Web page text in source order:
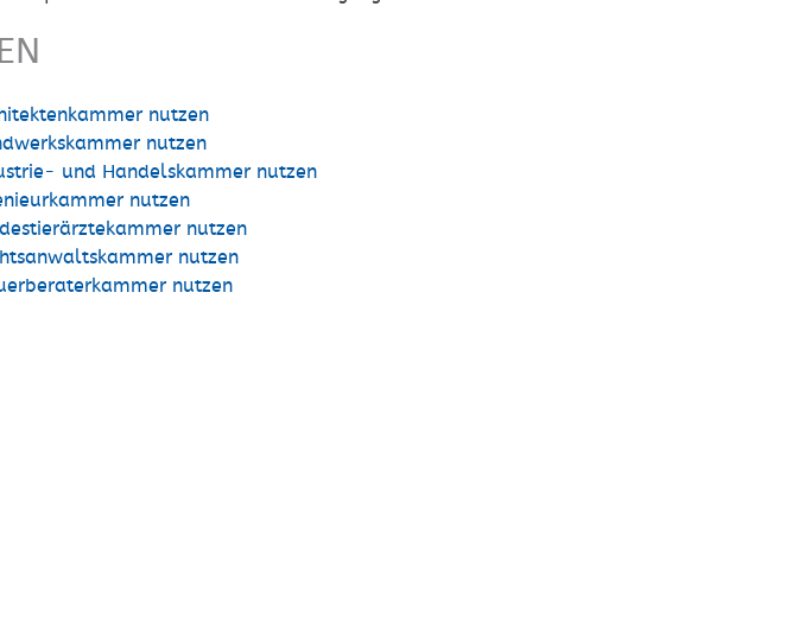
nutzen
nutzen
und Handelskammer nutzen
nutzen
nutzen
nutzen
nutzen